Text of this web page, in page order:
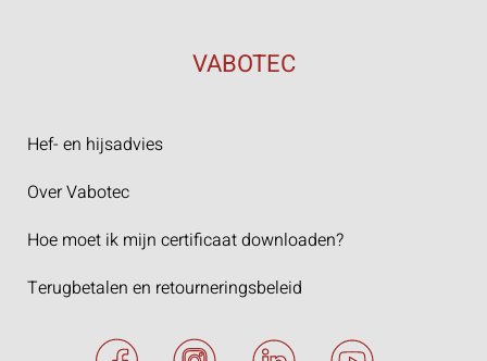
VABOTEC
Hef- en hijsadvies
Over Vabotec
Hoe moet ik mijn certificaat downloaden?
Terugbetalen en retourneringsbeleid